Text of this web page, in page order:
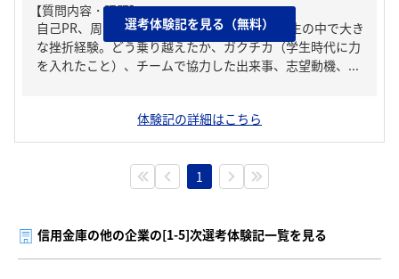
【質問内容・課題】
自己PR、周りからどんな人といわれる？、人生の中で大き
な挫折経験。どう乗り越えたか、ガクチカ（学生時代に力
を入れたこと）、チームで協力した出来事、志望動機、...
選考体験記を見る（無料）
体験記の詳細はこちら
1
信用金庫の他の企業の[1-5]次選考体験記一覧を見る